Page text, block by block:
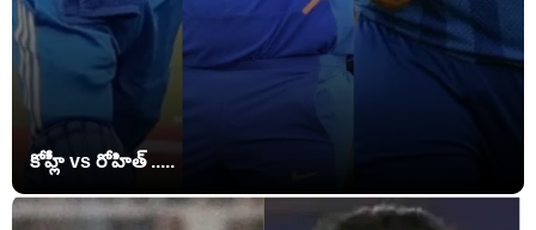
కోహ్లీ vs రోహిత్ .....